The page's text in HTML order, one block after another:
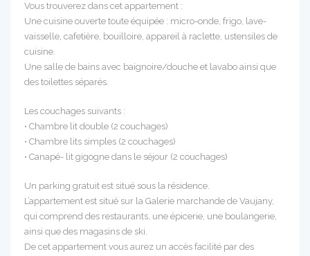
Vous trouverez dans cet appartement :
Une cuisine ouverte toute équipée : micro-onde, frigo, lave-
vaisselle, cafetière, bouilloire, appareil à raclette, ustensiles de
cuisine.
Une salle de bains avec baignoire/douche et lavabo ainsi que
des toilettes séparés.
Les couchages suivants :
• Chambre lit double (2 couchages)
• Chambre lits simples (2 couchages)
• Canapé- lit gigogne dans le séjour (2 couchages)
Un parking gratuit est situé sous la résidence.
L’appartement est situé sur la Galerie marchande de Vaujany,
qui comprend des restaurants, une épicerie, une boulangerie,
ainsi que des magasins de ski.
De cet appartement vous aurez un accès facilité par des